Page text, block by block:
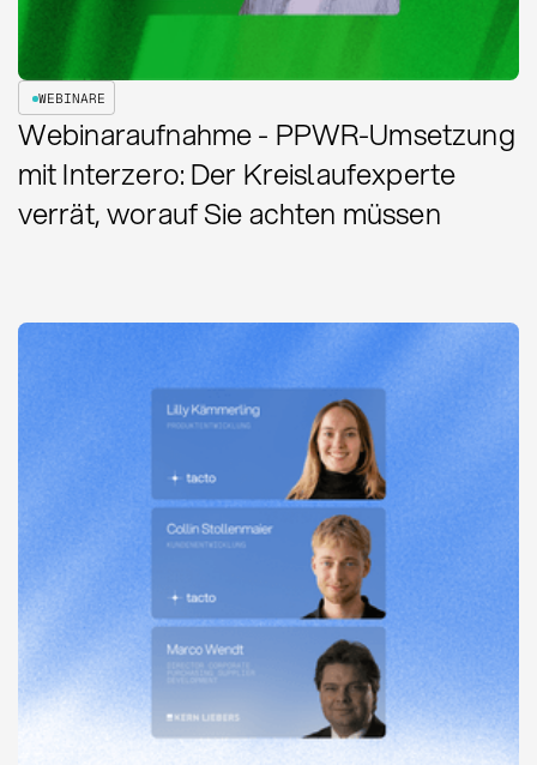
WEBINARE
Webinaraufnahme - PPWR-Umsetzung
mit Interzero: Der Kreislaufexperte
verrät, worauf Sie achten müssen